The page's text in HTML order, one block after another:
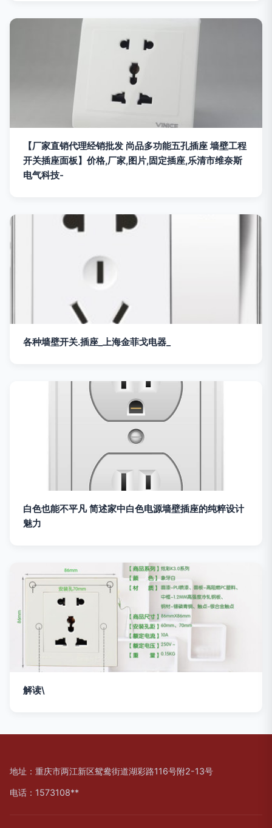
【厂家直销代理经销批发 尚品多功能五孔插座 墙壁工程
开关插座面板】价格,厂家,图片,固定插座,乐清市维奈斯
电气科技-
各种墙壁开关.插座_上海金菲戈电器_
白色也能不平凡 简述家中白色电源墙壁插座的纯粹设计
魅力
解读\
地址：重庆市两江新区鸳鸯街道湖彩路116号附2-13号
电话：1573108**